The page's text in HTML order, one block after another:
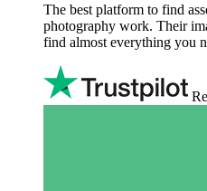
The best platform to find
photography work. Their
find almost everything you